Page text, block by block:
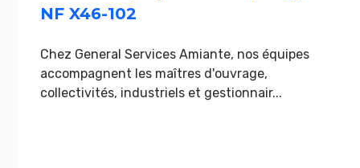
NF X46-102
Chez General Services Amiante, nos équipes
accompagnent les maîtres d'ouvrage,
collectivités, industriels et gestionnair...